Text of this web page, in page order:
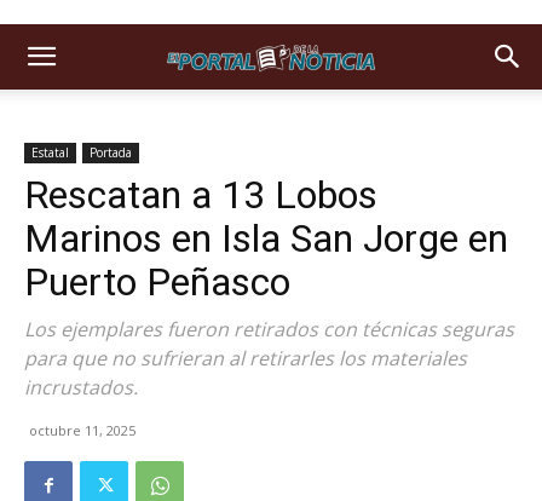
Estatal Portada
Rescatan a 13 Lobos
Marinos en Isla San Jorge en
Puerto Peñasco
Los ejemplares fueron retirados con técnicas seguras
para que no sufrieran al retirarles los materiales
incrustados.
octubre 11, 2025